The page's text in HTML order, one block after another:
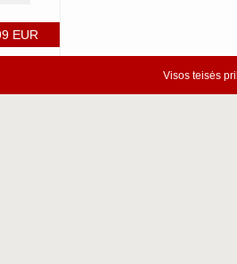
EUR
Visos teisės